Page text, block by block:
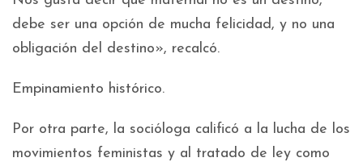
debe ser una opción de mucha felicidad, y no una
obligación del destino», recalcó.
Empinamiento histórico.
Por otra parte, la socióloga calificó a la lucha de los
movimientos feministas y al tratado de ley como